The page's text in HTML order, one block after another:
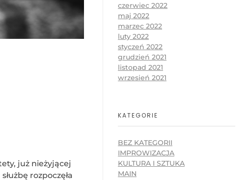
już nieżyjącej
rozpoczęła
czerwiec 2022
maj 2022
marzec 2022
luty 2022
styczeń 2022
grudzień 2021
listopad 2021
wrzesień 2021
KATEGORIE
BEZ KATEGORII
IMPROWIZACJA
KULTURA I SZTUKA
MAIN